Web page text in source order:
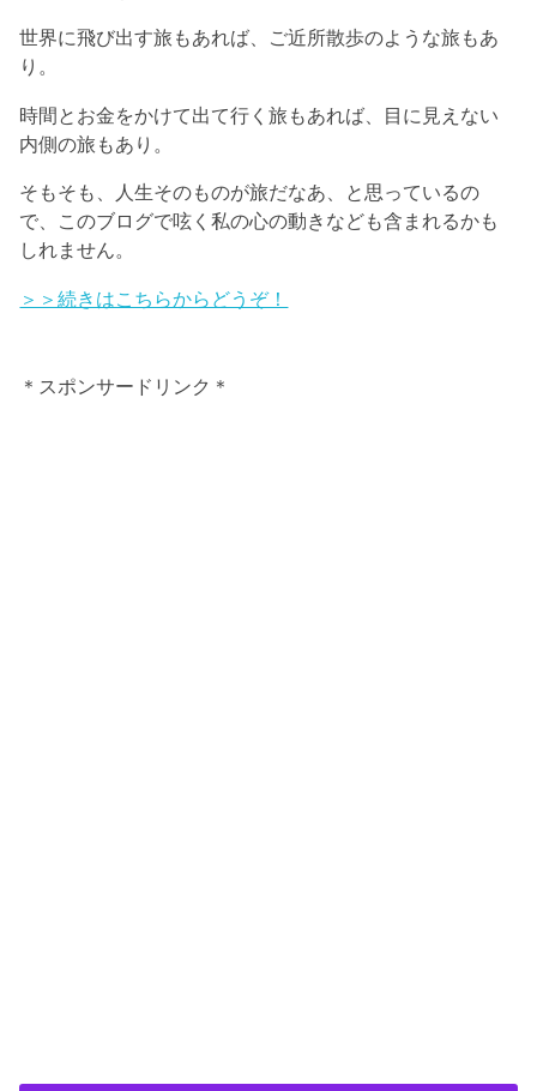
世界に飛び出す旅もあれば、ご近所散歩のような旅もあ
り。
時間とお金をかけて出て行く旅もあれば、目に見えない
内側の旅もあり。
そもそも、人生そのものが旅だなあ、と思っているの
で、このブログで呟く私の心の動きなども含まれるかも
しれません。
＞＞続きはこちらからどうぞ！
＊スポンサードリンク＊